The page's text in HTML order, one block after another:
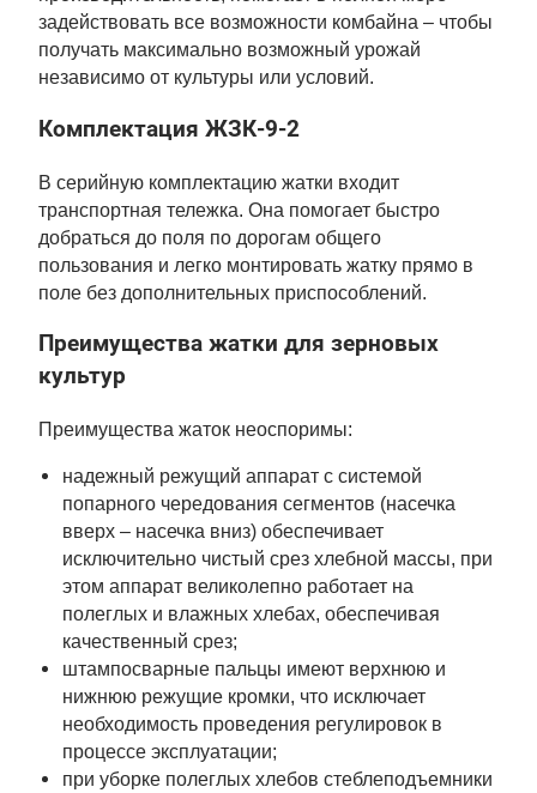
задействовать все возможности комбайна – чтобы
получать максимально возможный урожай
независимо от культуры или условий.
Комплектация ЖЗК-9-2
В серийную комплектацию жатки входит
транспортная тележка. Она помогает быстро
добраться до поля по дорогам общего
пользования и легко монтировать жатку прямо в
поле без дополнительных приспособлений.
Преимущества жатки для зерновых
культур
Преимущества жаток неоспоримы:
надежный режущий аппарат с системой
попарного чередования сегментов (насечка
вверх – насечка вниз) обеспечивает
исключительно чистый срез хлебной массы, при
этом аппарат великолепно работает на
полеглых и влажных хлебах, обеспечивая
качественный срез;
штампосварные пальцы имеют верхнюю и
нижнюю режущие кромки, что исключает
необходимость проведения регулировок в
процессе эксплуатации;
при уборке полеглых хлебов стеблеподъемники